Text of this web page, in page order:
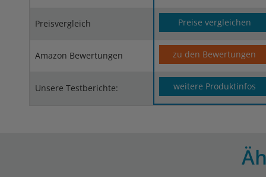
Preisvergleich Preise vergleichen
Amazon Bewertungen zu den Bewertungen
Unsere Testberichte: weitere Produktinfos